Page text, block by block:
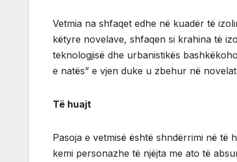
Vetmia na shfaqet edhe në kuadër të
këtyre novelave, shfaqen si krahina të
teknologjisë dhe urbanistikës
e natës” e vjen duke u zbehur në
Të huajt
Pasoja e vetmisë është shndërrimi në
kemi personazhe të njëjta me ato të